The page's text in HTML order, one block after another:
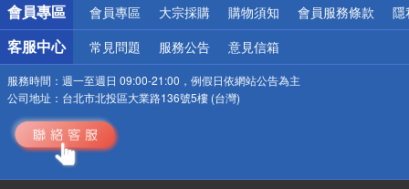
會員專區 會員專區 大宗採購 購物須知 會員服務條款 隱
客服中心 常見問題 服務公告 意見信箱
服務時間： 週一至週日 09:00-21:00，例假日依網站公告為主
公司地址： 台北市北投區大業路136號5樓 (台灣)